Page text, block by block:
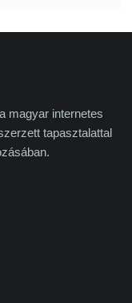
magyar internetes
tapasztalattal